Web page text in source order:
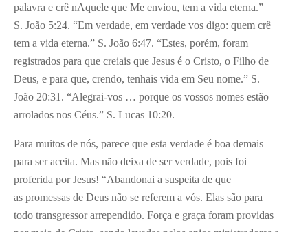
palavra e crê nAquele que Me enviou, tem a vida eterna.”
S. João 5:24. “Em verdade, em verdade vos digo: quem crê
tem a vida eterna.” S. João 6:47. “Estes, porém, foram
registrados para que creiais que Jesus é o Cristo, o Filho de
Deus, e para que, crendo, tenhais vida em Seu nome.” S.
João 20:31. “Alegrai-vos … porque os vossos nomes estão
arrolados nos Céus.” S. Lucas 10:20.
Para muitos de nós, parece que esta verdade é boa demais
para ser aceita. Mas não deixa de ser verdade, pois foi
proferida por Jesus! “Abandonai a suspeita de que
as promessas de Deus não se referem a vós. Elas são para
todo transgressor arrependido. Força e graça foram providas